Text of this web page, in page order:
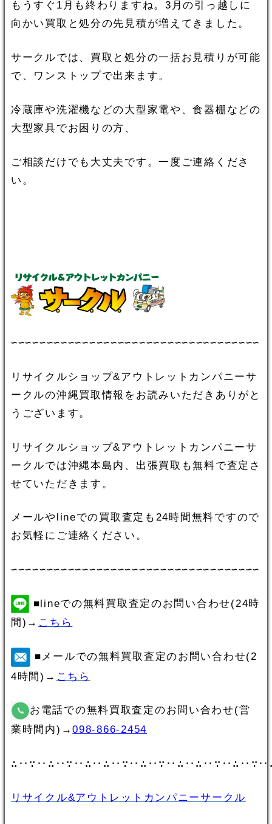
もうすぐ1月も終わりますね。3月の引っ越しに
向かい買取と処分の先見積が増えてきました。
サークルでは、買取と処分の一括お見積りが可能
で、ワンストップで出来ます。
冷蔵庫や洗濯機などの大型家電や、食器棚などの
大型家具でお困りの方、
ご相談だけでも大丈夫です。一度ご連絡くださ
い。
∽∽∽∽∽∽∽∽∽∽∽∽∽∽∽∽∽∽∽∽∽∽∽∽∽∽∽∽∽∽∽∽∽∽∽
リサイクルショップ&アウトレットカンパニーサ
ークルの沖縄買取情報をお読みいただきありがと
うございます。
リサイクルショップ&アウトレットカンパニーサ
ークルでは沖縄本島内、出張買取も無料で査定さ
せていただきます。
メールやlineでの買取査定も24時間無料ですので
お気軽にご連絡ください。
∽∽∽∽∽∽∽∽∽∽∽∽∽∽∽∽∽∽∽∽∽∽∽∽∽∽∽∽∽∽∽∽∽∽∽
■lineでの無料買取査定のお問い合わせ(24時
間)→ こちら
■メールでの無料買取査定のお問い合わせ(2
4時間)→ こちら
お電話での無料買取査定のお問い合わせ(営
業時間内)→098-866-2454
リサイクル&アウトレットカンパニーサークル